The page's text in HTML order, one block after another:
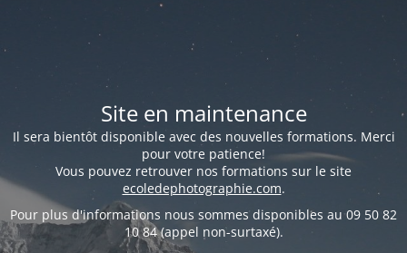
Site en maintenance
Il sera bientôt disponible avec des nouvelles formations. Merci
pour votre patience!
Vous pouvez retrouver nos formations sur le site
ecoledephotographie.com.
Pour plus d'informations nous sommes disponibles au 09 50 82
10 84 (appel non-surtaxé).